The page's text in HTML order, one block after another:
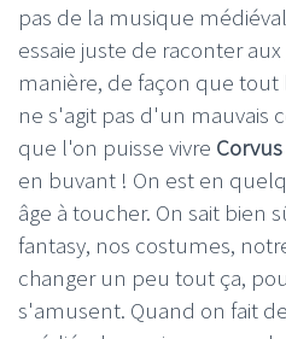
pas de la musique
essaie juste de raconter
manière, de façon que
ne s'agit pas d'un mauvais
que l'on puisse vivre
en buvant ! On est en
âge à toucher. On sait bien
fantasy, nos costumes,
changer un peu tout ça,
s'amusent. Quand on fait